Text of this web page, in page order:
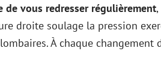
de vous redresser régulièrement
droite soulage la pression
À chaque